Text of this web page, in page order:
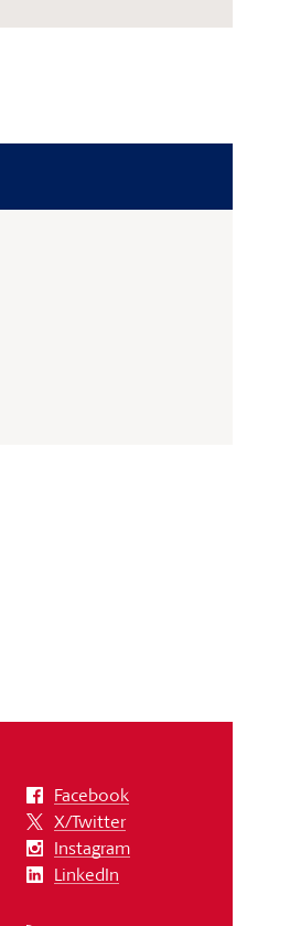
Facebook
X/Twitter
Instagram
LinkedIn